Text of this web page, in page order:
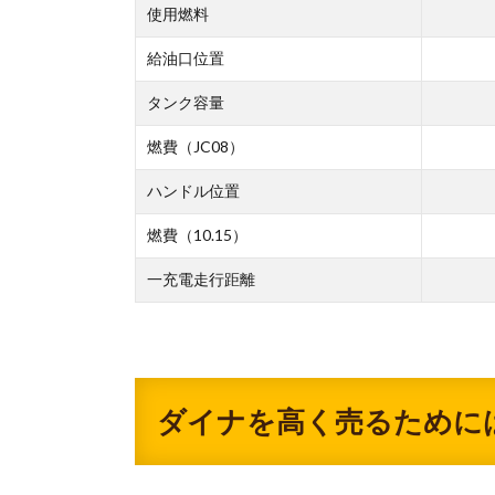
使用燃料
給油口位置
タンク容量
燃費（JC08）
ハンドル位置
燃費（10.15）
一充電走行距離
ダイナを高く売るために